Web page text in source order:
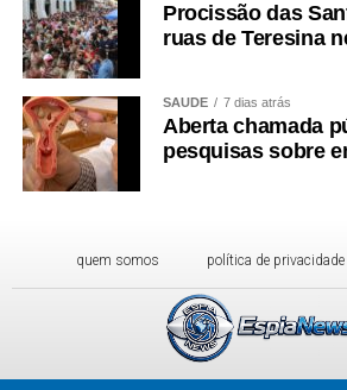
Procissão das
ruas de Teresina
SAÚDE 7 dias atrás
Aberta chamada
pesquisas sobre
quem somos política de privacidade